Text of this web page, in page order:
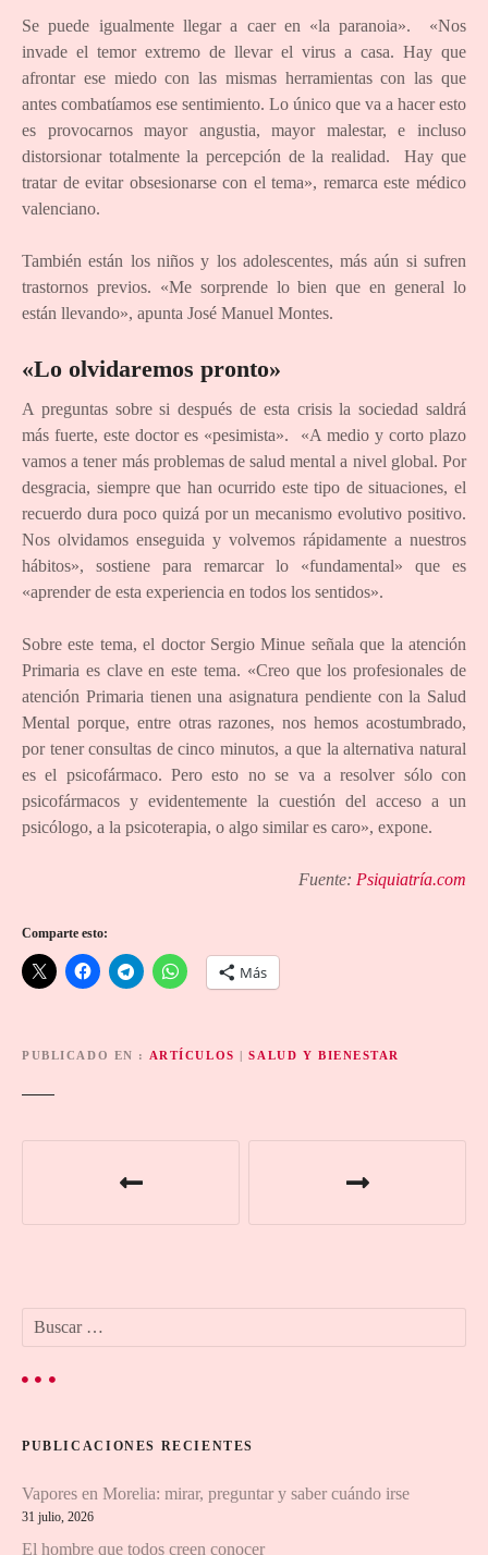
Se puede igualmente llegar a caer en «la paranoia». «Nos
invade el temor extremo de llevar el virus a casa. Hay que
afrontar ese miedo con las mismas herramientas con las que
antes combatíamos ese sentimiento. Lo único que va a hacer esto
es provocarnos mayor angustia, mayor malestar, e incluso
distorsionar totalmente la percepción de la realidad. Hay que
tratar de evitar obsesionarse con el tema», remarca este médico
valenciano.
También están los niños y los adolescentes, más aún si sufren
trastornos previos. «Me sorprende lo bien que en general lo
están llevando», apunta José Manuel Montes.
«Lo olvidaremos pronto»
A preguntas sobre si después de esta crisis la sociedad saldrá
más fuerte, este doctor es «pesimista». «A medio y corto plazo
vamos a tener más problemas de salud mental a nivel global. Por
desgracia, siempre que han ocurrido este tipo de situaciones, el
recuerdo dura poco quizá por un mecanismo evolutivo positivo.
Nos olvidamos enseguida y volvemos rápidamente a nuestros
hábitos», sostiene para remarcar lo «fundamental» que es
«aprender de esta experiencia en todos los sentidos».
Sobre este tema, el doctor Sergio Minue señala que la atención
Primaria es clave en este tema. «Creo que los profesionales de
atención Primaria tienen una asignatura pendiente con la Salud
Mental porque, entre otras razones, nos hemos acostumbrado,
por tener consultas de cinco minutos, a que la alternativa natural
es el psicofármaco. Pero esto no se va a resolver sólo con
psicofármacos y evidentemente la cuestión del acceso a un
psicólogo, a la psicoterapia, o algo similar es caro», expone.
Fuente: Psiquiatría.com
Comparte esto:
Más
PUBLICADO EN ARTÍCULOS |SALUD Y BIENESTAR
g
a
ó
c
:
PUBLICACIONES RECIENTES
Vapores en Morelia: mirar, preguntar y saber cuándo irse
31 julio, 2026
El hombre que todos creen conocer